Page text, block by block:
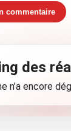
commentaire
des
n’a encore